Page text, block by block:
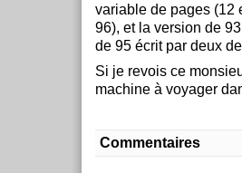
variable de pages (12
96), et la version de
de 95 écrit par deux
Si je revois ce
machine à voyager
Commentaires